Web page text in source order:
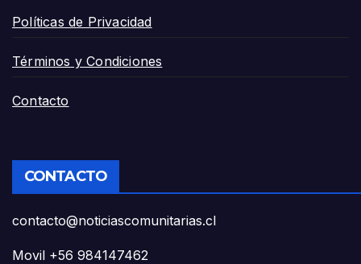
Políticas de Privacidad
Términos y Condiciones
Contacto
CONTACTO
contacto@noticiascomunitarias.cl
Movil +56 984147462